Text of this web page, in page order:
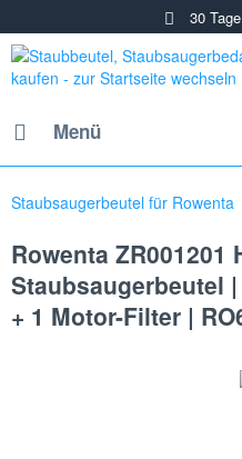
30
Menü
Staubsaugerbeutel für Rowenta
Rowenta ZR001201
Staubsaugerbeutel
+ 1 Motor-Filter |